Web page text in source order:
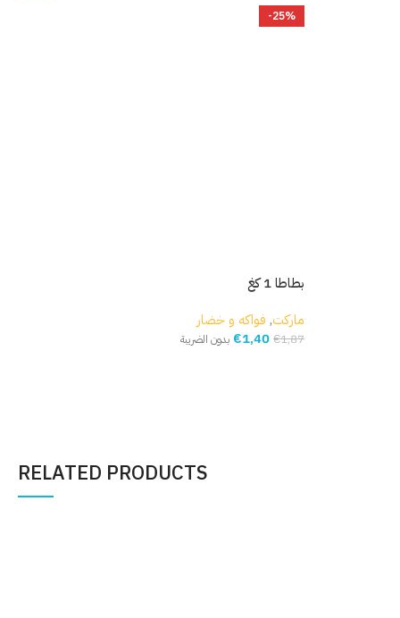
-25%
بطاطا 1 كغ
ماركت, فواكه و خضار
€1,87
€1,40 بدون الضريبة
RELATED PRODUCTS